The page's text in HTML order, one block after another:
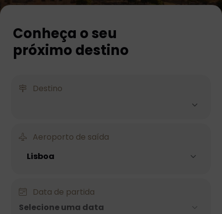
Conheça o seu
próximo destino
Destino
Aeroporto de saída
Data de partida
Selecione uma data